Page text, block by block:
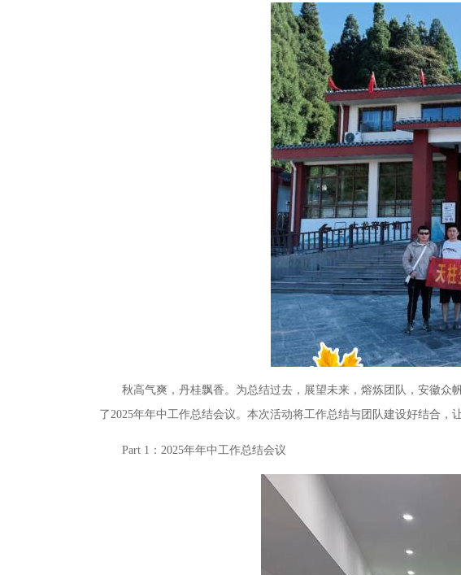
秋高气爽，丹桂飘香。为总结过去，展望未来，熔炼团队，安徽众帆
了2025年年中工作总结会议。本次活动将工作总结与团队建设好结合，
Part 1：2025年年中工作总结会议